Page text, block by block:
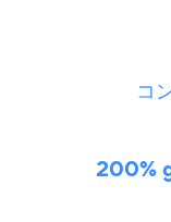
コ
200%